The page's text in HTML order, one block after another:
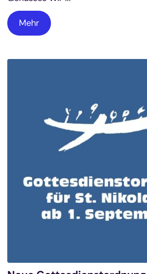
Mehr